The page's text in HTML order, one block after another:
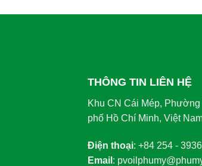
THÔNG TIN LIÊN HỆ
Khu CN Cái Mép,
phố Hồ Chí Minh, Việt
Điện thoại: +84 254 -
Email :